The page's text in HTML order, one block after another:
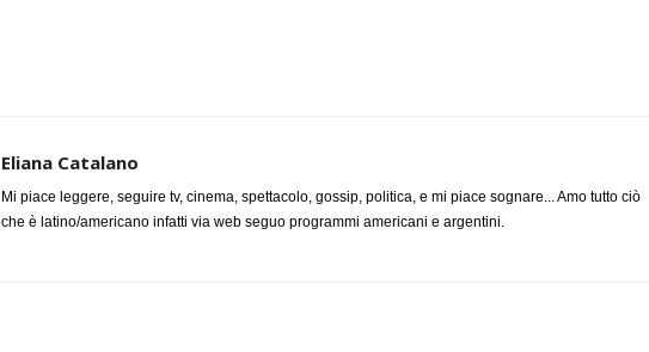
Eliana Catalano
Mi piace leggere, seguire tv, cinema, spettacolo, gossip, politica, e mi piace sognare... Amo tutto ciò
che è latino/americano infatti via web seguo programmi americani e argentini.